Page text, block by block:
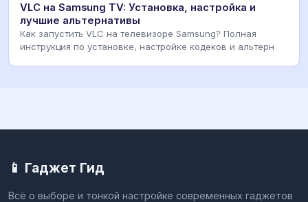
VLC на Samsung TV: Установка, настройка и
лучшие альтернативы
Как запустить VLC на телевизоре Samsung? Полная
инструкция по установке, настройке кодеков и альтерн
📱 Гаджет Гид
Всё о выборе и тонкой настройке современных гаджетов